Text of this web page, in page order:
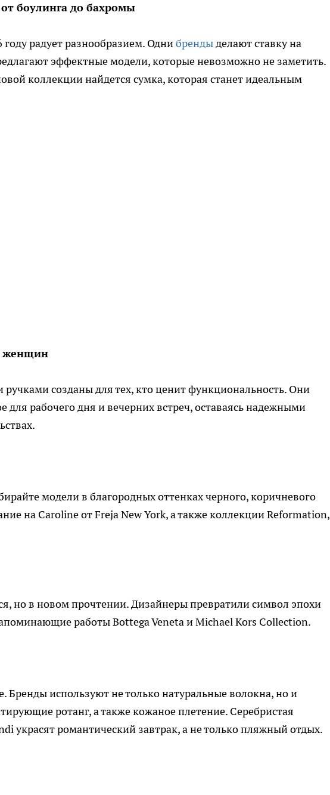
боулинга до бахромы
радует разнообразием. Однибрендыделают ставку на
эффектные модели, которые невозможно не заметить.
коллекции найдется сумка, которая станет идеальным
женщин
созданы для тех, кто ценит функциональность. Они
для рабочего дня и вечерних встреч, оставаясь надежными
модели в благородных оттенках черного, коричневого
на Caroline от Freja New York, а также коллекции Reformation,
но в новом прочтении. Дизайнеры превратили символ эпохи
работы Bottega Veneta и Michael Kors Collection.
Бренды используют не только натуральные волокна, но и
ротанг, а также кожаное плетение. Серебристая
украсят романтический завтрак, а не только пляжный отдых.